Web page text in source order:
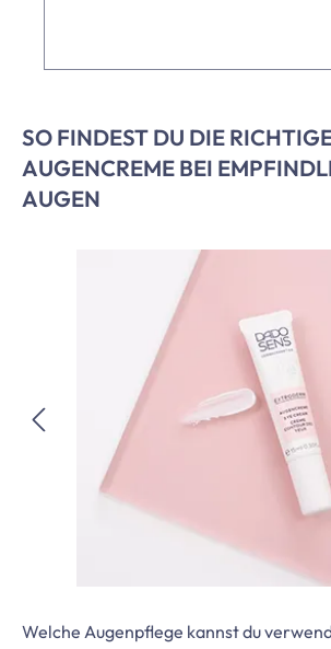
SO FINDEST DU DIE
AUGENCREME BEI
AUGEN
Bildergalerie überspringen
Welche Augenpflege kannst du